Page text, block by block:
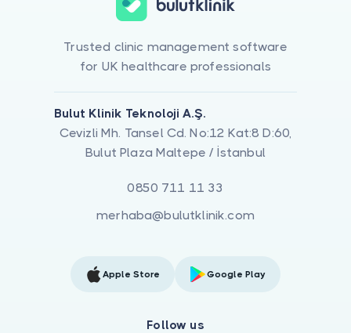
Trusted clinic management software
for UK healthcare professionals
Bulut Klinik Teknoloji A.Ş.
Cevizli Mh. Tansel Cd. No:12 Kat:8 D:60,
Bulut Plaza Maltepe / İstanbul
0850 711 11 33
merhaba@bulutklinik.com
Apple Store Google Play
Follow us